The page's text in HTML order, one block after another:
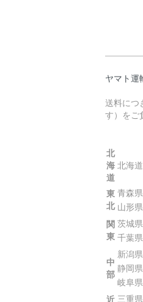
ヤマト運
送料につ
す）をご
北
海
道
北海道
東
北
青森県
山形県
関
東
茨城県
千葉県
中
部
新潟県
静岡県
岐阜県
近 三重県